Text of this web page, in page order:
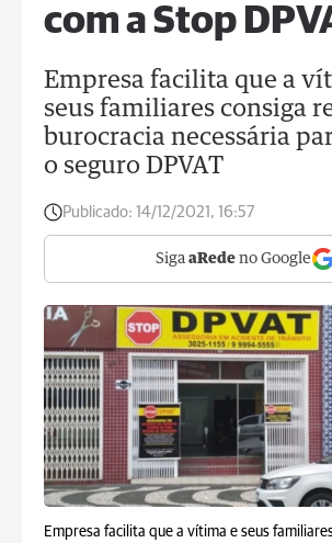
com a Stop
Empresa facilita que a
seus familiares consiga
burocracia necessária
o seguro DPVAT
Publicado: 14/12/2021, 16:57
Siga aRede no Google
Empresa facilita que a vítima e seus